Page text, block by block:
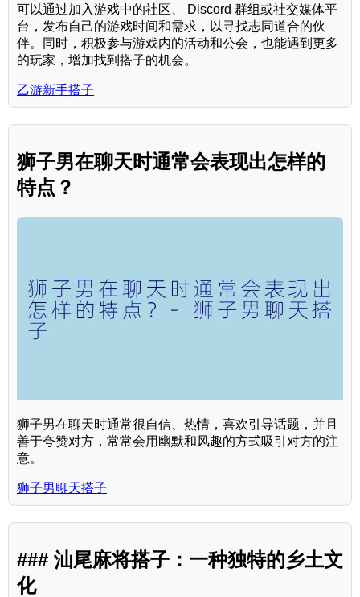
可以通过加入游戏中的社区、 Discord 群组或社交媒体平
台，发布自己的游戏时间和需求，以寻找志同道合的伙
伴。同时，积极参与游戏内的活动和公会，也能遇到更多
的玩家，增加找到搭子的机会。
乙游新手搭子
狮子男在聊天时通常会表现出怎样的
特点？
狮子男在聊天时通常很自信、热情，喜欢引导话题，并且
善于夸赞对方，常常会用幽默和风趣的方式吸引对方的注
意。
狮子男聊天搭子
### 汕尾麻将搭子：一种独特的乡土文
化